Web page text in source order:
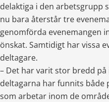
delaktiga i den arbetsgrupp
nu bara återstår tre
genomförda evenemangen
önskat. Samtidigt har vissa
deltagare.
– Det har varit stor bredd
deltagarna har funnits
som arbetar inom de